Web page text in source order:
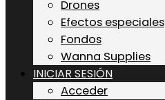
Drones
Efectos especiales
Fondos
Wanna Supplies
INICIAR SESIÓN
Acceder